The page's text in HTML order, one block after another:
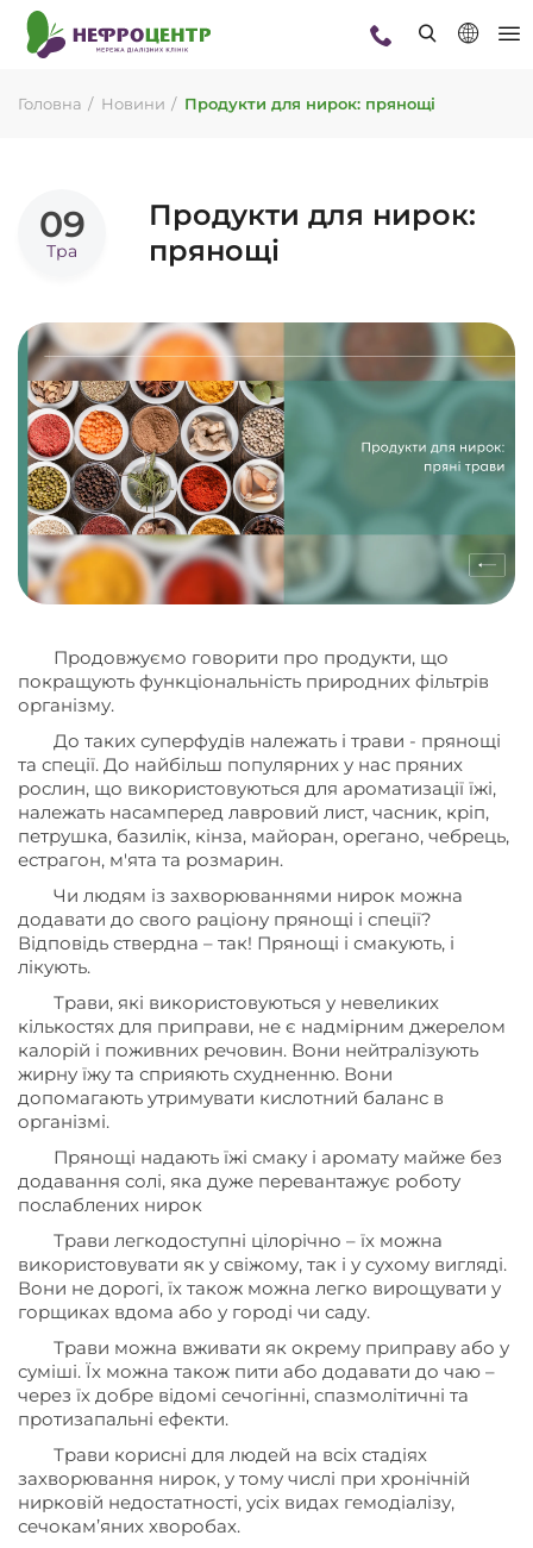
Головна Новини Продукти для нирок: прянощі
09
Тра
Продукти для нирок:
прянощі
Продовжуємо говорити про продукти, що
покращують функціональність природних фільтрів
організму.
До таких суперфудів належать і трави - прянощі
та спеції. До найбільш популярних у нас пряних
рослин, що використовуються для ароматизації їжі,
належать насамперед лавровий лист, часник, кріп,
петрушка, базилік, кінза, майоран, орегано, чебрець,
естрагон, м'ята та розмарин.
Чи людям із захворюваннями нирок можна
додавати до свого раціону прянощі і спеції?
Відповідь ствердна – так! Прянощі і смакують, і
лікують.
Трави, які використовуються у невеликих
кількостях для приправи, не є надмірним джерелом
калорій і поживних речовин. Вони нейтралізують
жирну їжу та сприяють схудненню. Вони
допомагають утримувати кислотний баланс в
організмі.
Прянощі надають їжі смаку і аромату майже без
додавання солі, яка дуже перевантажує роботу
послаблених нирок
Трави легкодоступні цілорічно – їх можна
використовувати як у свіжому, так і у сухому вигляді.
Вони не дорогі, їх також можна легко вирощувати у
горщиках вдома або у городі чи саду.
Трави можна вживати як окрему приправу або у
суміші. Їх можна також пити або додавати до чаю –
через їх добре відомі сечогінні, спазмолітичні та
протизапальні ефекти.
Трави корисні для людей на всіх стадіях
захворювання нирок, у тому числі при хронічній
нирковій недостатності, усіх видах гемодіалізу,
сечокам’яних хворобах.